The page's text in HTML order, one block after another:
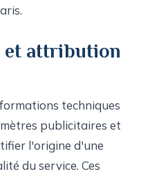
et attribution
techniques
publicitaires et
l'origine d'une
du service. Ces